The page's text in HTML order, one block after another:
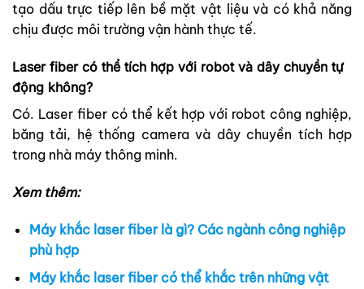
tạo dấu trực tiếp lên bề mặt vật liệu và có khả năng
chịu được môi trường vận hành thực tế.
Laser fiber có thể tích hợp với robot và dây chuyền tự
động không?
Có. Laser fiber có thể kết hợp với robot công nghiệp,
băng tải, hệ thống camera và dây chuyền tích hợp
trong nhà máy thông minh.
Xem thêm:
Máy khắc laser fiber là gì? Các ngành công nghiệp
phù hợp
Máy khắc laser fiber có thể khắc trên những vật